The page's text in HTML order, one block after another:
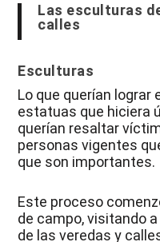
Las esculturas
calles
Esculturas
Lo que querían
estatuas que hiciera
querían resaltar
personas vigentes
que son importantes.
Este proceso
de campo, visitando
de las veredas y